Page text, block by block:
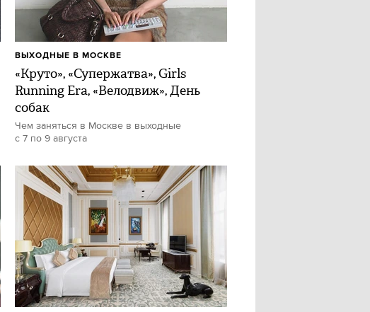
«Круто», «Супержатва», Girls
Running Era, «Велодвиж», День
собак
Чем заняться в Москве в выходные
с 7 по 9 августа
ВЫХОДНЫЕ В МОСКВЕ